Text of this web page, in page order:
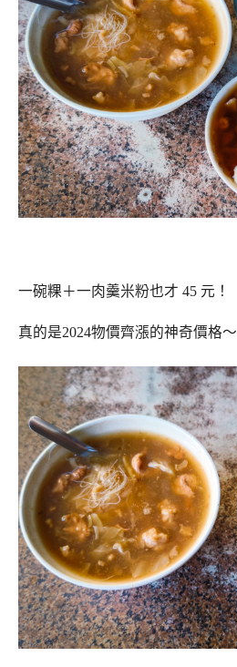
一碗粿＋一肉羹米粉也才 45 元！
真的是2024物價齊漲的神奇價格～